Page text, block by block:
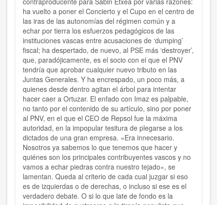
ha vuelto a poner el Concierto y el Cupo en el centro de
las iras de las autonomías del régimen común y a
echar por tierra los esfuerzos pedagógicos de las
instituciones vascas entre acusaciones de ‘dumping’
fiscal; ha despertado, de nuevo, al PSE más ‘destroyer’,
que, paradójicamente, es el socio con el que el PNV
tendría que aprobar cualquier nuevo tributo en las
Juntas Generales. Y ha encrespado, un poco más, a
quienes desde dentro agitan el árbol para intentar
hacer caer a Ortuzar. El enfado con Imaz es palpable,
no tanto por el contenido de su artículo, sino por poner
al PNV, en el que el CEO de Repsol fue la máxima
autoridad, en la impopular tesitura de plegarse a los
dictados de una gran empresa. «Era innecesario.
Nosotros ya sabemos lo que tenemos que hacer y
quiénes son los principales contribuyentes vascos y no
vamos a echar piedras contra nuestro tejado», se
lamentan. Queda al criterio de cada cual juzgar si eso
es de izquierdas o de derechas, o incluso si ese es el
verdadero debate. O si lo que late de fondo es la